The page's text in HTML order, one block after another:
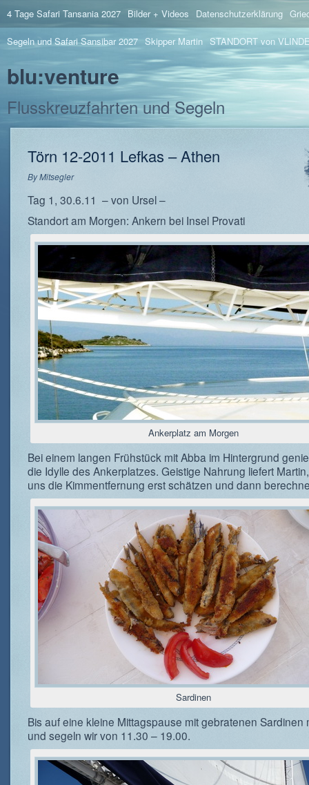
4 Tage Safari Tansania 2027 Bilder + Videos Datenschutzerklärung
Segeln und Safari Sansibar 2027 Skipper Martin STANDORT von
blu:venture
Flusskreuzfahrten und Segeln
Törn 12-2011 Lefkas – Athen
ByMitsegler
Tag 1, 30.6.11 – von Ursel –
Standort am Morgen: Ankern bei Insel Provati
Ankerplatz am Morgen
Bei einem langen Frühstück mit Abba im Hintergrund
die Idylle des Ankerplatzes. Geistige Nahrung liefert
uns die Kimmentfernung erst schätzen und dann
Sardinen
Bis auf eine kleine Mittagspause mit gebratenen Sardinen
und segeln wir von 11.30 – 19.00.